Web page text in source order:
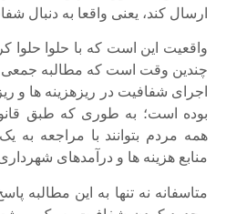
ارسال کند، یعنی واقعا به دنبال
واقعیت این است که با حلوا حلوا
چندین وقت است که مطالبه جمعی
اجرای شفافیت در ریزهزینه ها و
بوده است؛ به طوری که طبق
همه مردم بتوانند با مراجعه
منابع هزینه ها و درآمدهای
متاسفانه نه تنها به این مطالبه